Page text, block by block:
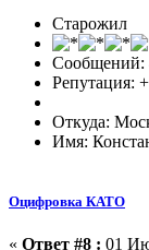
Старожил
Сообщений:
Репутация:
Откуда:
Имя:
Оцифровка КАТО
« Ответ #8 : 01